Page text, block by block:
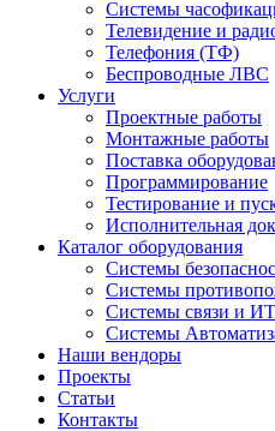
Системы
Телевидение и
Телефония (ТФ)
Беспроводные ЛВС
Услуги
Проектные работы
Монтажные работы
Поставка
Программирование
Тестирование и
Исполнительная
Каталог оборудования
Системы
Системы
Системы связи и
Системы
Наши вендоры
Проекты
Статьи
Контакты